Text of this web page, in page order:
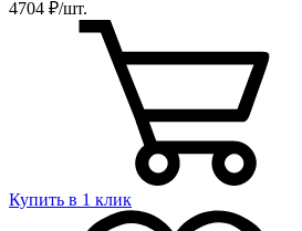
4704 ₽/шт.
Купить в 1 клик